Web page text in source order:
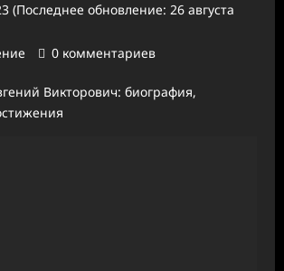
(Последнее обновление: 26 августа
0 комментариев